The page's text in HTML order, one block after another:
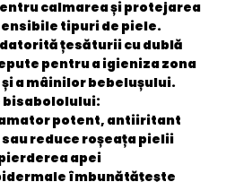
calmarea și protejarea
tipuri de piele.
țesăturii cu dublă
pentru a igieniza zona
a mâinilor bebelușului.
potent, antiiritant
reduce roșeața pielii
apei
îmbunătățește